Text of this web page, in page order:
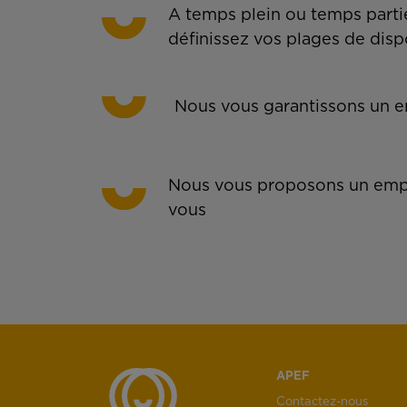
A temps plein ou temps
définissez vos plages de
Nous vous garantissons un
Nous vous proposons un
vous
APEF
Contactez-nous